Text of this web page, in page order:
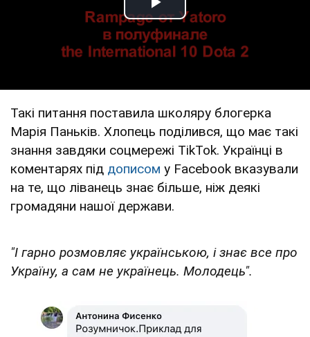
Play Video
Такі питання поставила школяру блогерка
Марія Паньків. Хлопець поділився, що має такі
знання завдяки соцмережі TikTok. Українці в
коментарях під дописом у Facebook вказували
на те, що ліванець знає більше, ніж деякі
громадяни нашої держави.
"І гарно розмовляє українською, і знає все про
Україну, а сам не українець. Молодець".